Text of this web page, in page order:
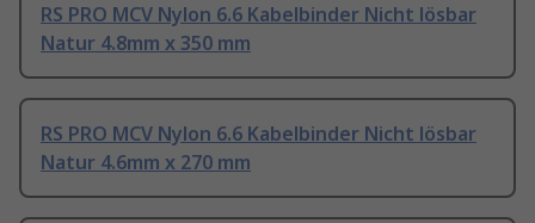
RS PRO MCV Nylon 6.6 Kabelbinder Nicht lösbar
Natur 4.8mm x 350 mm
RS PRO MCV Nylon 6.6 Kabelbinder Nicht lösbar
Natur 4.6mm x 270 mm